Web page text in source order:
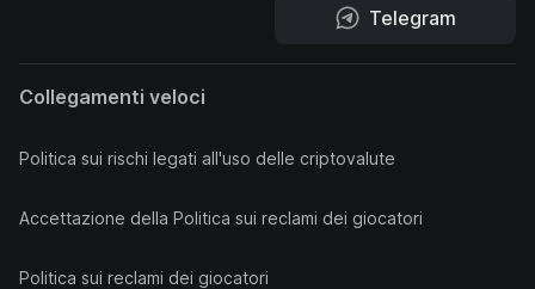
Telegram
Collegamenti veloci
Politica sui rischi legati all'uso delle criptovalute
Accettazione della Politica sui reclami dei giocatori
Politica sui reclami dei giocatori